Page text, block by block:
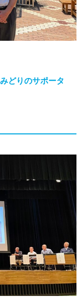
どりのサポータ